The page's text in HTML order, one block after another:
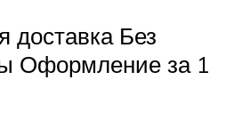
доставка Без
Оформление за 1